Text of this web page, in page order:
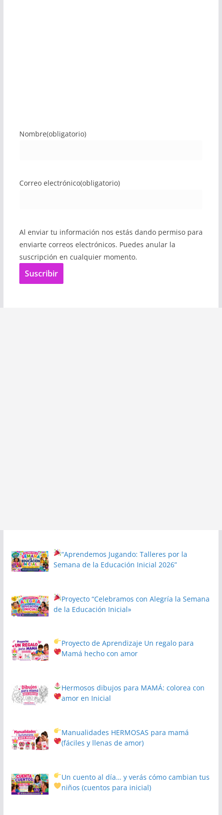
Nombre(obligatorio)
Correo electrónico(obligatorio)
Al enviar tu información nos estás dando permiso para
enviarte correos electrónicos. Puedes anular la
suscripción en cualquier momento.
Suscribir
“Aprendemos Jugando: Talleres por la
Semana de la Educación Inicial 2026”
Proyecto“Celebramos con Alegría la Semana
de la Educación Inicial»
Proyecto de Aprendizaje Un regalo para
Mamá hecho con amor
Hermosos dibujos para MAMÁ: colorea con
amor en Inicial
Manualidades HERMOSAS para mamá
(fáciles y llenas de amor)
Un cuento al día… y verás cómo cambian tus
niños(cuentos para inicial)